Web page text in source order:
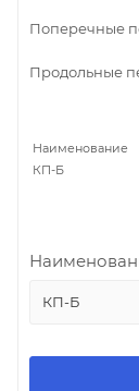
Поперечные
Продольные
Наименование
КП-Б
КП-Б